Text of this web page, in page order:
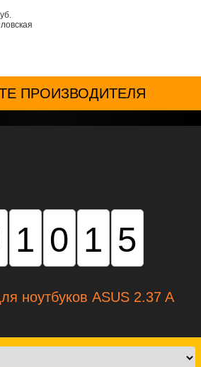
ПРОИЗВОДИТЕЛЯ
ноутбуков ASUS 2.37 A